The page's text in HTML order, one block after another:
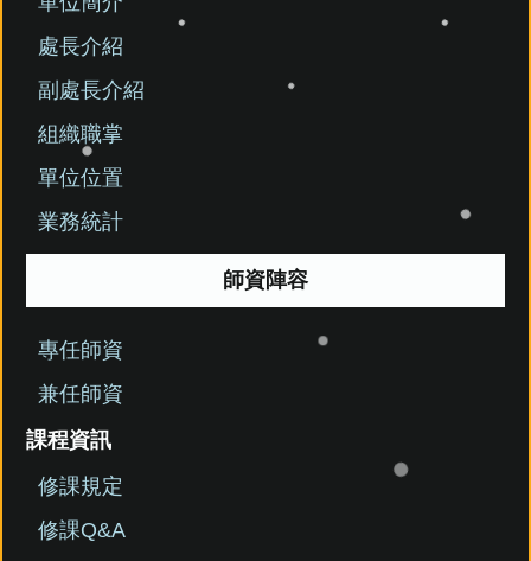
處長介紹
副處長介紹
組織職掌
單位位置
業務統計
師資陣容
專任師資
兼任師資
課程資訊
修課規定
修課Q&A